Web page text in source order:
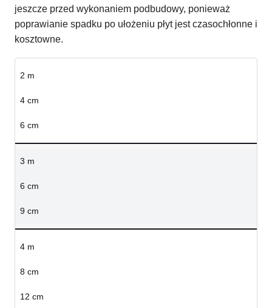
jeszcze przed wykonaniem podbudowy, ponieważ
poprawianie spadku po ułożeniu płyt jest czasochłonne i
kosztowne.
2 m
4 cm
6 cm
3 m
6 cm
9 cm
4 m
8 cm
12 cm